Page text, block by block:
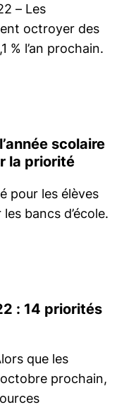
– Les
octroyer des
% l’an prochain.
scolaire
la priorité
pour les élèves
bancs d’école.
: 14 priorités
que les
prochain,